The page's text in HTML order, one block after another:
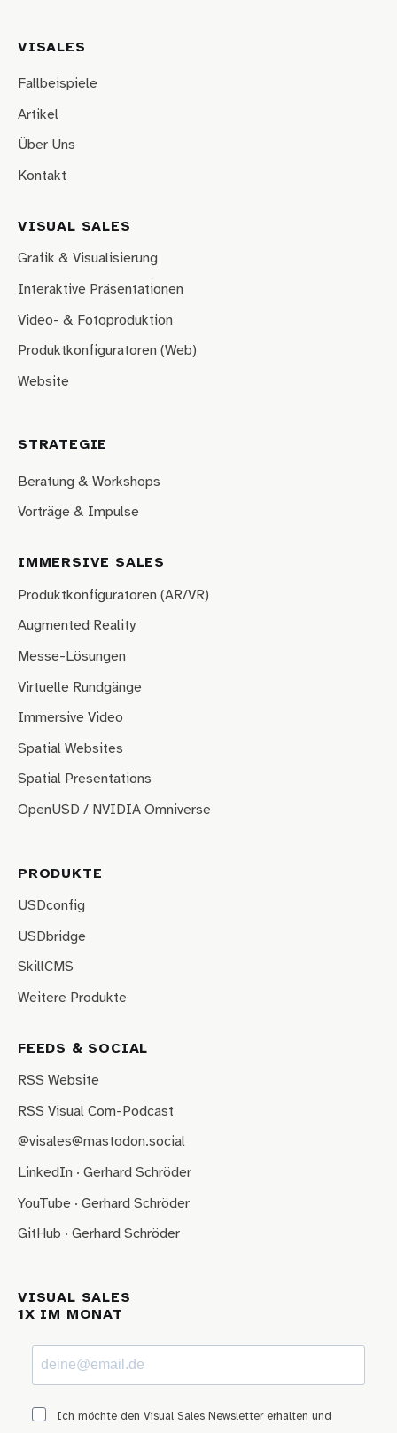
VISALES
Fallbeispiele
Artikel
Über Uns
Kontakt
VISUAL SALES
Grafik & Visualisierung
Interaktive Präsentationen
Video- & Fotoproduktion
Produktkonfiguratoren (Web)
Website
STRATEGIE
Beratung & Workshops
Vorträge & Impulse
IMMERSIVE SALES
Produktkonfiguratoren (AR/VR)
Augmented Reality
Messe-Lösungen
Virtuelle Rundgänge
Immersive Video
Spatial Websites
Spatial Presentations
OpenUSD / NVIDIA Omniverse
PRODUKTE
USDconfig
USDbridge
SkillCMS
Weitere Produkte
FEEDS & SOCIAL
RSS Website
RSS Visual Com-Podcast
@visales@mastodon.social
LinkedIn · Gerhard Schröder
YouTube · Gerhard Schröder
GitHub · Gerhard Schröder
VISUAL SALES
1X IM MONAT
Ich möchte den Visual Sales Newsletter erhalten und